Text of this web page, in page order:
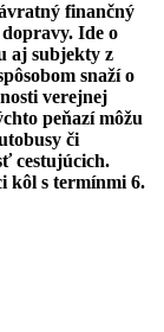
finančný
Ide o
aj subjekty z
snaží o
verejnej
peňazí môžu
či
cestujúcich.
kôl s termínmi 6.